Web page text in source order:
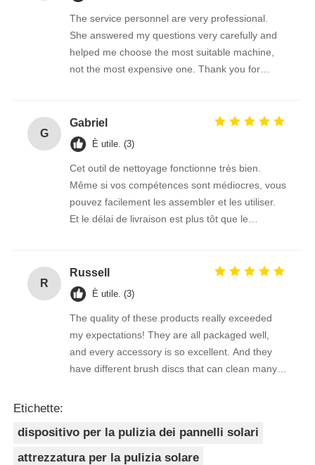
The service personnel are very professional.
She answered my questions very carefully and
helped me choose the most suitable machine,
not the most expensive one. Thank you for
G
Gabriel
È utile. (3)
Cet outil de nettoyage fonctionne très bien.
Même si vos compétences sont médiocres, vous
pouvez facilement les assembler et les utiliser.
Et le délai de livraison est plus tôt que le
R
Russell
È utile. (3)
The quality of these products really exceeded
my expectations! They are all packaged well,
and every accessory is so excellent. And they
have different brush discs that can clean many
Etichette:
dispositivo per la pulizia dei pannelli solari
attrezzatura per la pulizia solare